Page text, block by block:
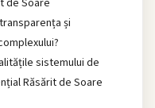
și
sistemului de
Răsărit de Soare